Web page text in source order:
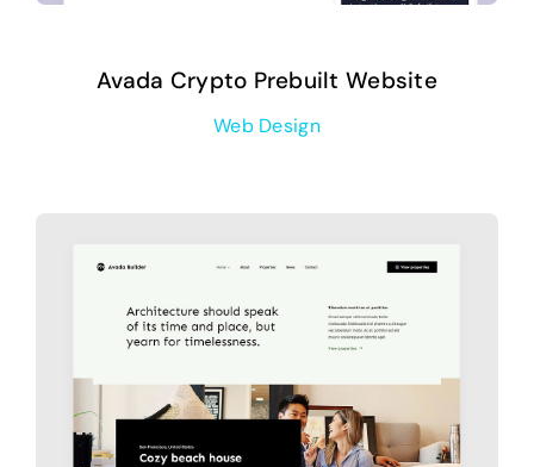
Avada Crypto Prebuilt Website
Web Design